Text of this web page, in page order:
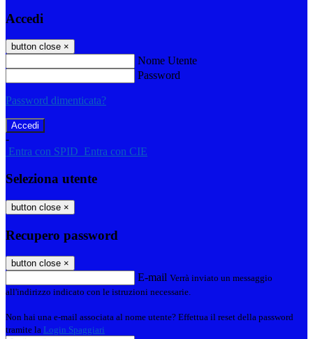
Accedi
button close ×
Nome Utente
Password
Password dimenticata?
-
Entra con SPID Entra con CIE
Seleziona utente
button close ×
Recupero password
button close ×
E-mail Verrà inviato un messaggio
all'indirizzo indicato con le istruzioni necessarie.
Non hai una e-mail associata al nome utente? Effettua il reset della password
tramite la Login Spaggiari